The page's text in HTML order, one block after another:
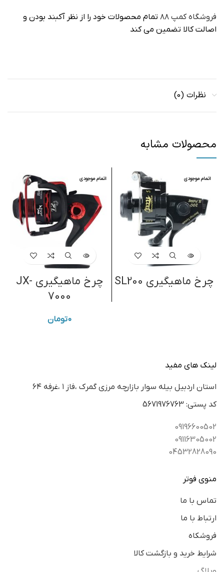
فروشگاه کمپ ۸۸
تمام محصولات خود را از نظر آکبند بودن و
اصالت کالا تضمین می کند
نظرات (0)
محصولات مشابه
اتمام موجودی
چرخ ماهیگیری SL200
اتمام موجودی
چرخ ماهیگیری JX-
7000
۰تومان
لینک های مفید
استان اردبيل بيله سوار بازارچه مرزي گمرك ،فاز ١ ،غرفه ٦٤
كد پستي: 5671976763
09196600502
09116305002
04532828090
منوی فوتر
تماس با ما
ارتباط با ما
فروشکاه
شرایط خرید و بازگشت کالا